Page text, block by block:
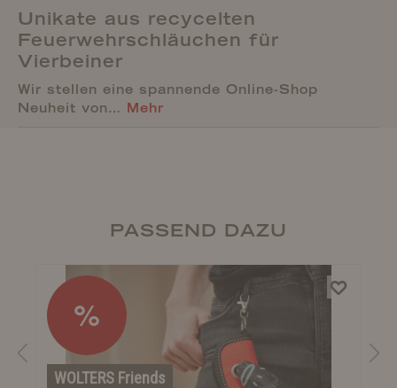
Unikate aus recycelten
Feuerwehrschläuchen für
Vierbeiner
Wir stellen eine spannende Online-Shop
Neuheit von… Mehr
PASSEND DAZU
%
WOLTERS Friends